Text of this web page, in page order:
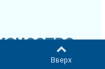
Вверх